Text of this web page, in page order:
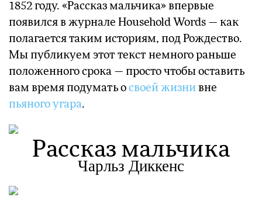
1852 году. «Рассказ мальчика» впервые
появился в журнале Household Words — как
полагается таким историям, под Рождество.
Мы публикуем этот текст немного раньше
положенного срока — просто чтобы оставить
вам время подумать о своей жизни вне
пьяного угара.
Рассказ мальчика
Чарльз Диккенс